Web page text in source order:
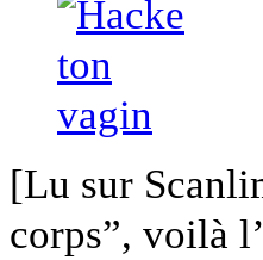
[Lu sur
corps”, voilà